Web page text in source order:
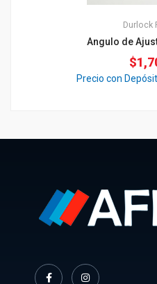
Durlock
Angulo de
$
Precio con